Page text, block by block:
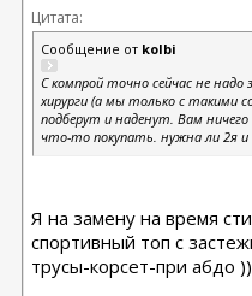
Цитата:
Сообщение от kolbi
С компрой точно сейчас не
хирурги (а мы только с такими
подберут и наденут. Вам
что-то покупать. нужна ли 2я и
Я на замену на время
спортивный топ с
трусы-корсет-при абдо